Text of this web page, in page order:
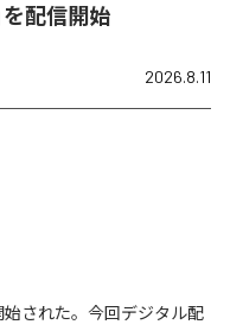
を配信開始
2026.8.11
始された。今回デジタル配